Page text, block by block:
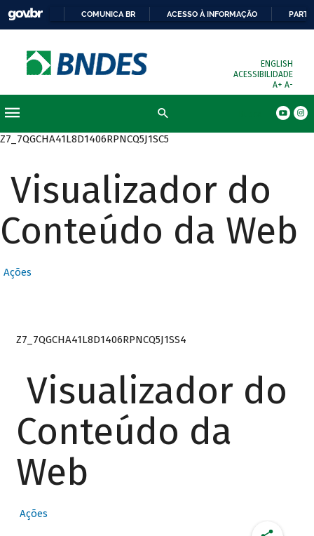
COMUNICA BR ACESSO À INFORMAÇÃO
ENGLISH
ACESSIBILIDADE
A+ A-
Z7_7QGCHA41L8D1406RPNCQ5J1SC5
Visualizador do
Conteúdo da Web
Ações
Z7_7QGCHA41L8D1406RPNCQ5J1SS4
Visualizador do
Conteúdo da
Web
Ações